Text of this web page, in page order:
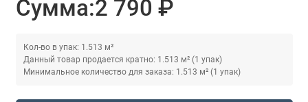
Сумма:2 790 ₽
Кол-во в упак: 1.513 м²
Данный товар продается кратно: 1.513 м² (1 упак)
Минимальное количество для заказа: 1.513 м² (1 упак)